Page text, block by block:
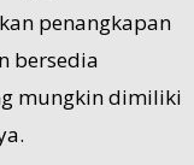
penangkapan
bersedia
mungkin dimiliki